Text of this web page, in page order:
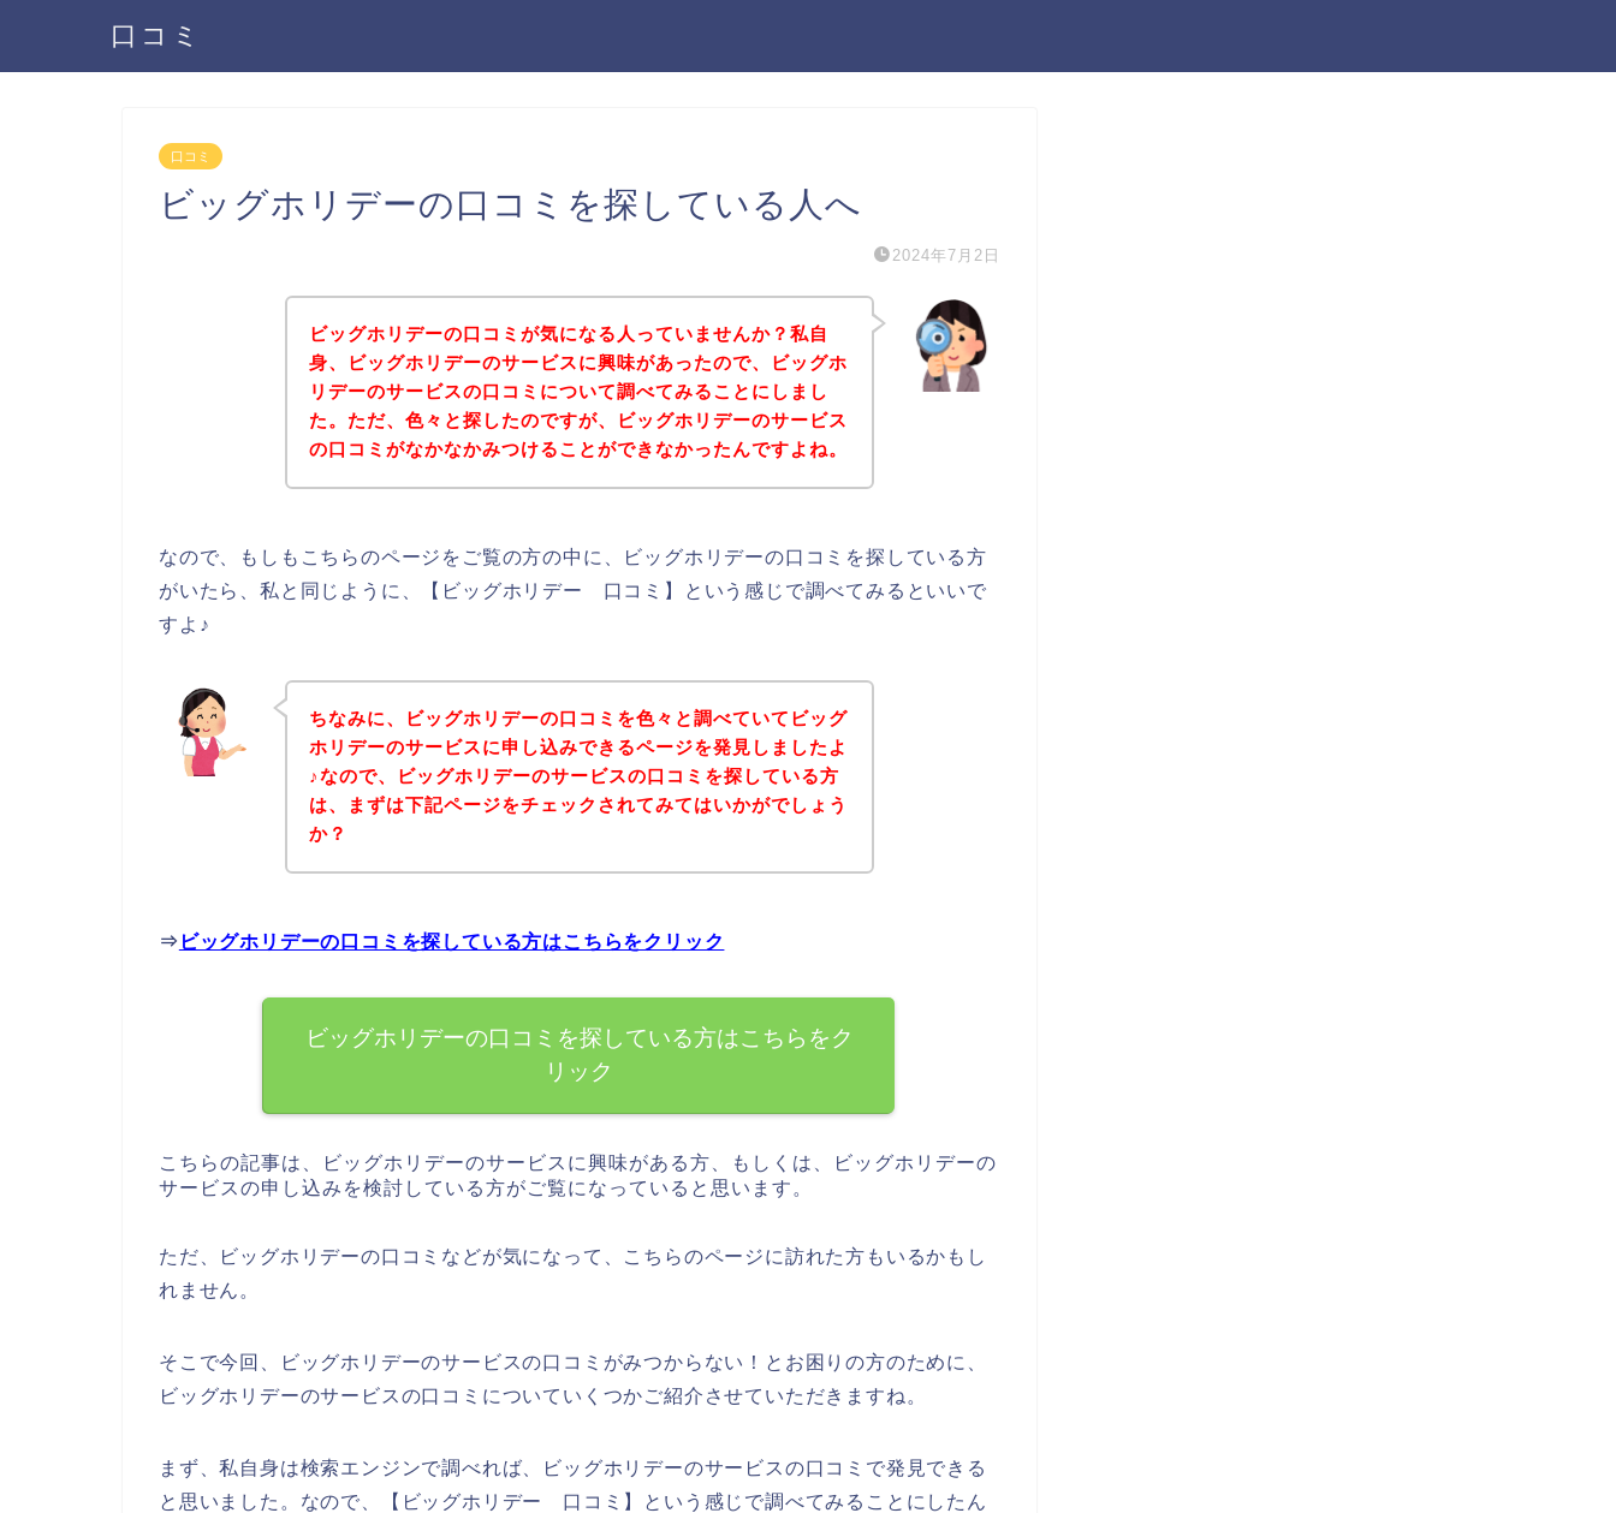
口コミ
口コミ
ビッグホリデーの口コミを探している人へ
2024年7月2日
ビッグホリデーの口コミが気になる人っていませんか？私自
身、ビッグホリデーのサービスに興味があったので、ビッグホ
リデーのサービスの口コミについて調べてみることにしまし
た。ただ、色々と探したのですが、ビッグホリデーのサービス
の口コミがなかなかみつけることができなかったんですよね。
なので、もしもこちらのページをご覧の方の中に、ビッグホリデーの口コミを探している方
がいたら、私と同じように、【ビッグホリデー 口コミ】という感じで調べてみるといいで
すよ♪
ちなみに、ビッグホリデーの口コミを色々と調べていてビッグ
ホリデーのサービスに申し込みできるページを発見しましたよ
♪なので、ビッグホリデーのサービスの口コミを探している方
は、まずは下記ページをチェックされてみてはいかがでしょう
か？
⇒ ビッグホリデーの口コミを探している方はこちらをクリック
ビッグホリデーの口コミを探している方はこちらをク
リック
こちらの記事は、ビッグホリデーのサービスに興味がある方、もしくは、ビッグホリデーの
サービスの申し込みを検討している方がご覧になっていると思います。
ただ、ビッグホリデーの口コミなどが気になって、こちらのページに訪れた方もいるかもし
れません。
そこで今回、ビッグホリデーのサービスの口コミがみつからない！とお困りの方のために、
ビッグホリデーのサービスの口コミについていくつかご紹介させていただきますね。
まず、私自身は検索エンジンで調べれば、ビッグホリデーのサービスの口コミで発見できる
と思いました。なので、【ビッグホリデー 口コミ】という感じで調べてみることにしたん